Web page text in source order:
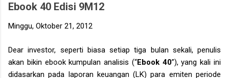
Ebook 40 Edisi 9M12
Minggu, Oktober 21, 2012
Dear investor, seperti biasa setiap tiga bulan sekali, penulis
akan bikin ebook kumpulan analisis (“Ebook 40”), yang kali ini
didasarkan pada laporan keuangan (LK) para emiten periode